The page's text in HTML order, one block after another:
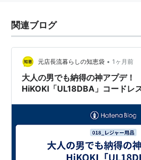
関連ブログ
元店長流暮らしの知恵袋 • 1ヶ月前
大人の男でも納得の神アプデ！
HiKOKI「UL18DBA」コードレ